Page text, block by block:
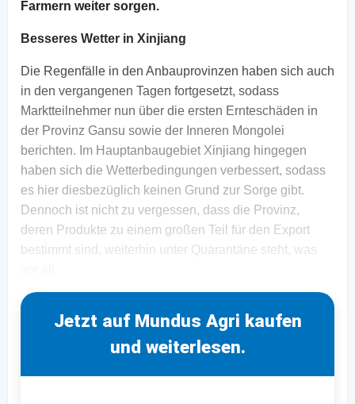
Farmern weiter sorgen.
Besseres Wetter in Xinjiang
Die Regenfälle in den Anbauprovinzen haben sich auch
in den vergangenen Tagen fortgesetzt, sodass
Marktteilnehmer nun über die ersten Ernteschäden in
der Provinz Gansu sowie der Inneren Mongolei
berichten. Im Hauptanbaugebiet Xinjiang hingegen
haben sich die Wetterbedingungen verbessert, sodass
es hier diesbezüglich keinen Grund zur Sorge gibt.
Dennoch ist nicht zu vergessen, dass die Provinz,
deren Produkte zu einem großen Teil für den Export
bestimmt sind, weiterhin unter Quarantäne steht, was
Jetzt auf Mundus Agri kaufen
und weiterlesen.